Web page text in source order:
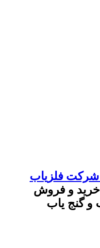
فلزیاب
خرید و فروش
و گنج یاب